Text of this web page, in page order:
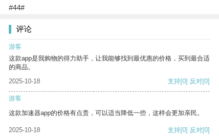
#44#
评论
游客
这款app是我购物的得力助手，让我能够找到最优惠的价格，买到最合适
的商品。
2025-10-18
支持[0] 反对[0]
游客
这款加速器app的价格有点贵，可以适当降低一些，这样会更加亲民。
2025-10-18 支持[0] 反对[0]